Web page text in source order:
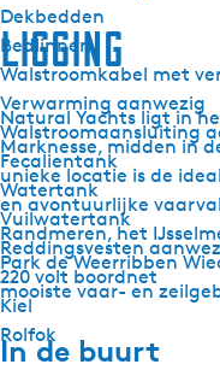
Dekbedden
Bedlinnen
Walstroomkabel met
Verwarming aanwezig
Walstroomaansluiting
Fecalientank
Watertank
Vuilwatertank
Reddingsvesten
220 volt boordnet
Kiel
Rolfok
Ligging
Natural Yachts ligt in
Marknesse, midden in
unieke locatie is de
en avontuurlijke
Randmeren, het
Park de Weerribben
mooiste vaar- en
In de buurt